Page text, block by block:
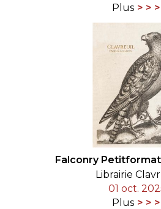
Plus
Falconry
Librairie
01 oct.
Plus